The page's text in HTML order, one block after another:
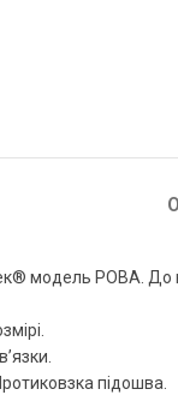
модель POBA. До
підошва.